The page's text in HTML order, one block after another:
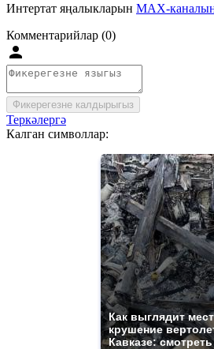
Интертат яңалыкларын MAX-
Комментарийлар (0)
Фикерегезне калдырыгыз
Теркәлергә
Калган символлар:
Как выглядит
крушение
Кавказе: смотреть